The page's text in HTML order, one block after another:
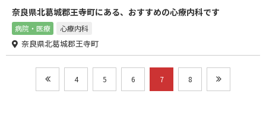
奈良県北葛城郡王寺町にある、おすすめの心療内科です
病院・医療 心療内科
奈良県北葛城郡王寺町
4 5 6 7 8